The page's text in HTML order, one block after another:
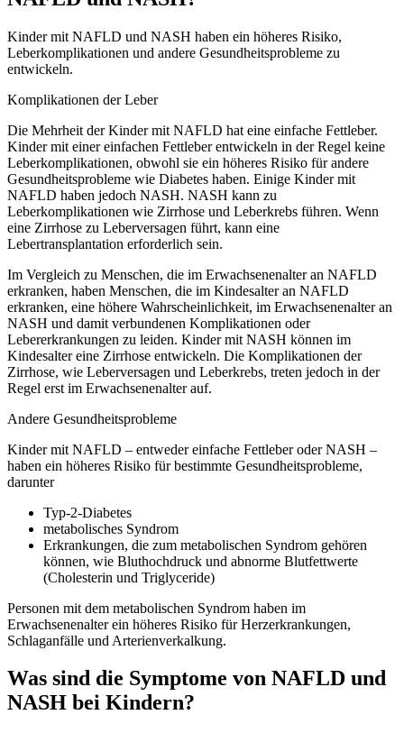
Kinder mit NAFLD und NASH haben ein höheres Risiko,
Leberkomplikationen und andere Gesundheitsprobleme zu
entwickeln.
Komplikationen der Leber
Die Mehrheit der Kinder mit NAFLD hat eine einfache Fettleber.
Kinder mit einer einfachen Fettleber entwickeln in der Regel keine
Leberkomplikationen, obwohl sie ein höheres Risiko für andere
Gesundheitsprobleme wie Diabetes haben. Einige Kinder mit
NAFLD haben jedoch NASH. NASH kann zu
Leberkomplikationen wie Zirrhose und Leberkrebs führen. Wenn
eine Zirrhose zu Leberversagen führt, kann eine
Lebertransplantation erforderlich sein.
Im Vergleich zu Menschen, die im Erwachsenenalter an NAFLD
erkranken, haben Menschen, die im Kindesalter an NAFLD
erkranken, eine höhere Wahrscheinlichkeit, im Erwachsenenalter an
NASH und damit verbundenen Komplikationen oder
Lebererkrankungen zu leiden. Kinder mit NASH können im
Kindesalter eine Zirrhose entwickeln. Die Komplikationen der
Zirrhose, wie Leberversagen und Leberkrebs, treten jedoch in der
Regel erst im Erwachsenenalter auf.
Andere Gesundheitsprobleme
Kinder mit NAFLD – entweder einfache Fettleber oder NASH –
haben ein höheres Risiko für bestimmte Gesundheitsprobleme,
darunter
Typ-2-Diabetes
metabolisches Syndrom
Erkrankungen, die zum metabolischen Syndrom gehören
können, wie Bluthochdruck und abnorme Blutfettwerte
(Cholesterin und Triglyceride)
Personen mit dem metabolischen Syndrom haben im
Erwachsenenalter ein höheres Risiko für Herzerkrankungen,
Schlaganfälle und Arterienverkalkung.
Was sind die Symptome von NAFLD und
NASH bei Kindern?